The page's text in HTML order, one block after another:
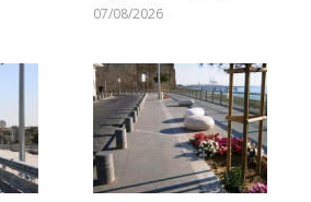
07/08/2026